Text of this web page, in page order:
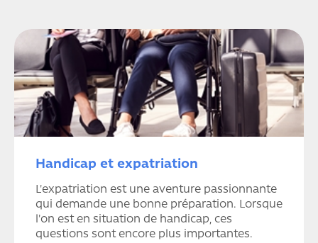
Handicap et expatriation
L'expatriation est une aventure passionnante
qui demande une bonne préparation. Lorsque
l'on est en situation de handicap, ces
questions sont encore plus importantes.